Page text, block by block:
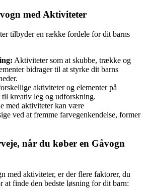
med Aktiviteter
tilbyder en række fordele for dit barns
Aktiviteter som at skubbe, trække og
bidrager til at styrke dit barns
aktiviteter og elementer på
til kreativ leg og udforskning.
med aktiviteter kan være
ved at fremme farvegenkendelse, former
når du køber en Gåvogn
med aktiviteter, er der flere faktorer, du
at finde den bedste løsning for dit barn: